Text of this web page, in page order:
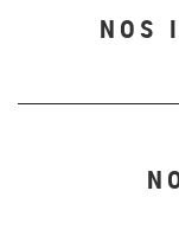
NOS